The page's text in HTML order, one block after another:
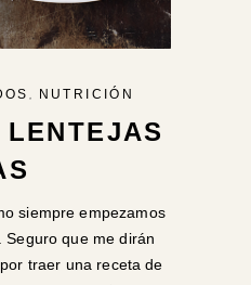
, NUTRICIÓN
siempre empezamos
Seguro que me dirán
traer una receta de